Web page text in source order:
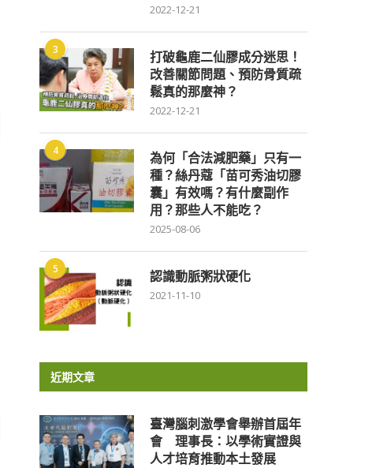
2022-12-21
3
打破龜鹿二仙膠成分迷思！
改善關節問題、預防骨質疏
鬆真的那麼神？
2022-12-21
4
為何「合法減肥藥」只有一
種？絲丹蔻「苗可秀油切膠
囊」有效嗎？有什麼副作
用？那些人不能吃？
2025-08-06
5 認識動脈粥狀硬化
2021-11-10
近期文章
臺灣腦刺激學會舉辦首屆年
會 理事長：以學術實證與
人才培育推動本土發展